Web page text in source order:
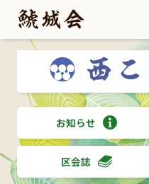
お知らせ
区会誌